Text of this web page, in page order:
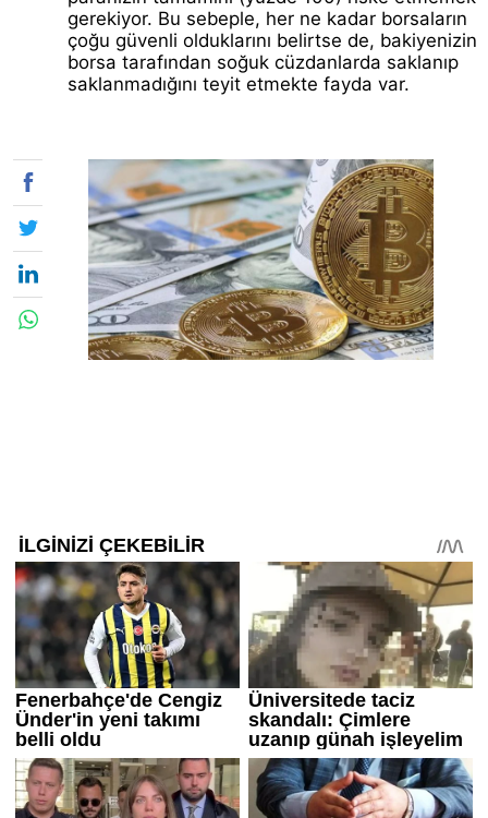
gerekiyor. Bu sebeple, her ne kadar borsaların
çoğu güvenli olduklarını belirtse de, bakiyenizin
borsa tarafından soğuk cüzdanlarda saklanıp
saklanmadığını teyit etmekte fayda var.